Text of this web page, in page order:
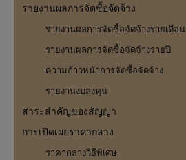
รายงานผลการจัดซื้อจัดจ้าง
รายงานผลการจัดซื้อจัดจ้างรายเดือน
รายงานผลการจัดซื้อจัดจ้างรายปี
ความก้าวหน้าการจัดซื้อจัดจ้าง
รายงานงบลงทุน
สาระสำคัญของสัญญา
การเปิดเผยราคากลาง
ราคากลางวิธีพิเศษ